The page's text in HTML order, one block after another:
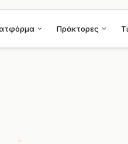
Πράκτορες